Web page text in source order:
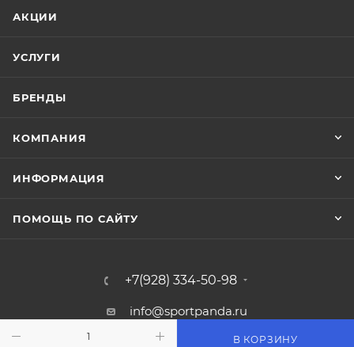
В КОРЗИНУ
АКЦИИ
УСЛУГИ
БРЕНДЫ
КОМПАНИЯ
ИНФОРМАЦИЯ
ПОМОЩЬ ПО САЙТУ
+7(928) 334-50-98
info@sportpanda.ru
Краснодар, ул. Бородинская 156/13